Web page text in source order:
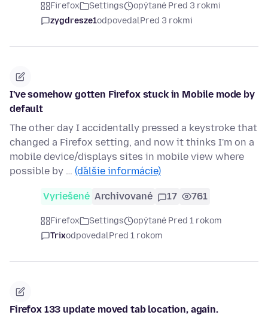
Firefox Settings
opýtané Pred 3 rokmi
zygdresze1odpovedalPred 3 rokmi
I've somehow gotten Firefox stuck in Mobile mode by
default
The other day I accidentally pressed a keystroke that
changed a Firefox setting, and now it thinks I'm on a
mobile device/displays sites in mobile view where
possible by … (ďalšie informácie)
Vyriešené Archivované 17 761
Firefox Settings
opýtané Pred 1 rokom
TrixodpovedalPred 1 rokom
Firefox 133 update moved tab location, again.